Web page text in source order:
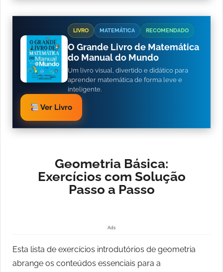
LIVRO MATEMÁTICA RECOMENDADO
O Grande Livro de Matemática
do Manual do Mundo
Um livro visual, divertido e didático para
aprender matemática de forma leve e
inteligente.
Ver Livro
Geometria Básica:
Exercícios com Solução
Passo a Passo
Ads
Esta lista de exercícios introdutórios de geometria
abrange os conteúdos essenciais para a